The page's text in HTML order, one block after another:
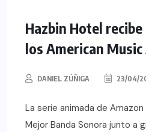
Hazbin Hotel
los American
DANIEL ZÚÑIGA 23/04/
La serie animada de
Mejor Banda Sonora junto a